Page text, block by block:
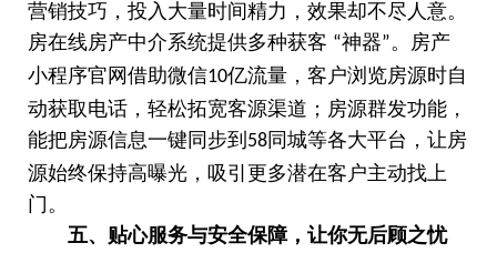
营销技巧，投入大量时间精力，效果却不尽人意。
房在线房产中介系统提供多种获客 “神器”。房产
小程序官网借助微信10亿流量，客户浏览房源时自
动获取电话，轻松拓宽客源渠道；房源群发功能，
能把房源信息一键同步到 58同城等各大平台，让房
源始终保持高曝光，吸引更多潜在客户主动找上
门。
五、贴心服务与安全保障，让你无后顾之忧